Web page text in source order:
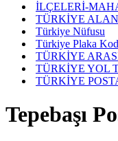
İLÇELERİ-
TÜRKİYE
Türkiye Nüfusu
Türkiye Plaka
TÜRKİYE
TÜRKİYE YOL
TÜRKİYE
Tepebaşı